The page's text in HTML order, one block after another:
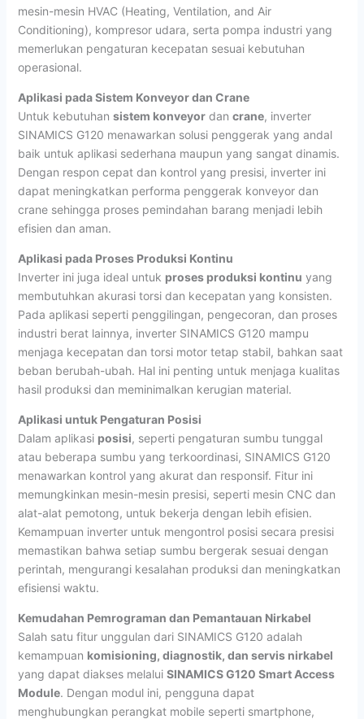
mesin-mesin HVAC (Heating, Ventilation, and Air
Conditioning), kompresor udara, serta pompa industri yang
memerlukan pengaturan kecepatan sesuai kebutuhan
operasional.
Aplikasi pada Sistem Konveyor dan Crane
Untuk kebutuhan sistem konveyordan crane, inverter
SINAMICS G120 menawarkan solusi penggerak yang andal
baik untuk aplikasi sederhana maupun yang sangat dinamis.
Dengan respon cepat dan kontrol yang presisi, inverter ini
dapat meningkatkan performa penggerak konveyor dan
crane sehingga proses pemindahan barang menjadi lebih
efisien dan aman.
Aplikasi pada Proses Produksi Kontinu
Inverter ini juga ideal untuk proses produksi kontinu yang
membutuhkan akurasi torsi dan kecepatan yang konsisten.
Pada aplikasi seperti penggilingan, pengecoran, dan proses
industri berat lainnya, inverter SINAMICS G120 mampu
menjaga kecepatan dan torsi motor tetap stabil, bahkan saat
beban berubah-ubah. Hal ini penting untuk menjaga kualitas
hasil produksi dan meminimalkan kerugian material.
Aplikasi untuk Pengaturan Posisi
Dalam aplikasi posisi, seperti pengaturan sumbu tunggal
atau beberapa sumbu yang terkoordinasi, SINAMICS G120
menawarkan kontrol yang akurat dan responsif. Fitur ini
memungkinkan mesin-mesin presisi, seperti mesin CNC dan
alat-alat pemotong, untuk bekerja dengan lebih efisien.
Kemampuan inverter untuk mengontrol posisi secara presisi
memastikan bahwa setiap sumbu bergerak sesuai dengan
perintah, mengurangi kesalahan produksi dan meningkatkan
efisiensi waktu.
Kemudahan Pemrograman dan Pemantauan Nirkabel
Salah satu fitur unggulan dari SINAMICS G120 adalah
kemampuan komisioning, diagnostik, dan servis nirkabel
yang dapat diakses melalui SINAMICS G120 Smart Access
Module. Dengan modul ini, pengguna dapat
menghubungkan perangkat mobile seperti smartphone,